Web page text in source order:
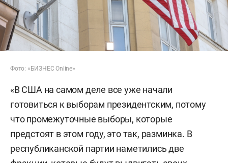
Фото: «БИЗНЕС Online»
«В США на самом деле все уже начали
готовиться к выборам президентским, потому
что промежуточные выборы, которые
предстоят в этом году, это так, разминка. В
республиканской партии наметились две